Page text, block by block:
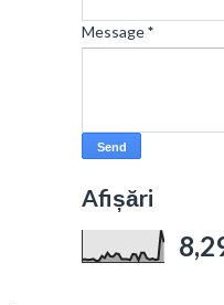
Message*
Afișări